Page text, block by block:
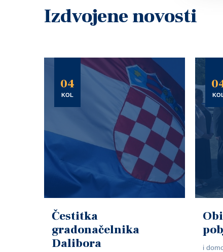
Izdvojene novosti
04
KOL
Čestitka
gradonačelnika
Dalibora
i